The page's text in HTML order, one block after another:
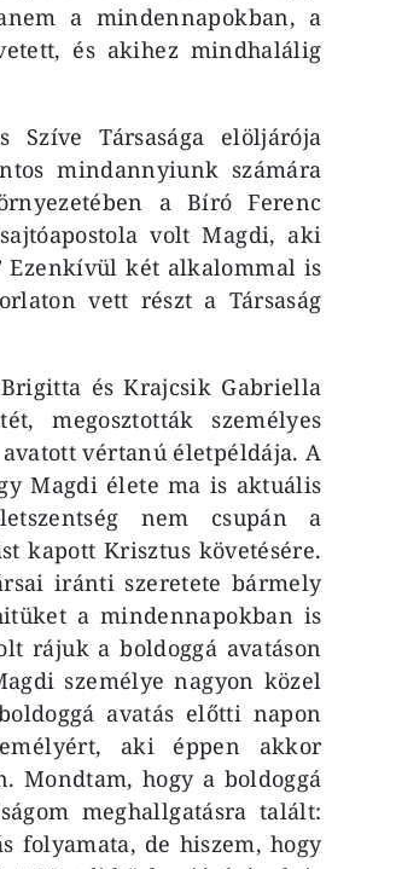
a mindennapokban, a
és akihez mindhalálig
Szíve Társasága elöljárója
mindannyiunk számára
a Bíró Ferenc
volt Magdi, aki
Ezenkívül két alkalommal is
vett részt a Társaság
és Krajcsik Gabriella
megosztották személyes
vértanú életpéldája. A
Magdi élete ma is aktuális
nem csupán a
kapott Krisztus követésére.
iránti szeretete bármely
a mindennapokban is
rájuk a boldoggá avatáson
személye nagyon közel
avatás előtti napon
aki éppen akkor
Mondtam, hogy a boldoggá
meghallgatásra talált:
folyamata, de hiszem, hogy